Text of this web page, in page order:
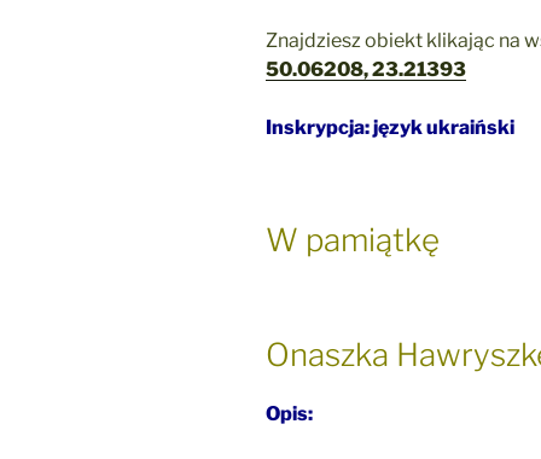
Znajdziesz obiekt klikając na
50.06208, 23.21393
Inskrypcja: język ukraiński
W pamiątkę
Onaszka
Opis: